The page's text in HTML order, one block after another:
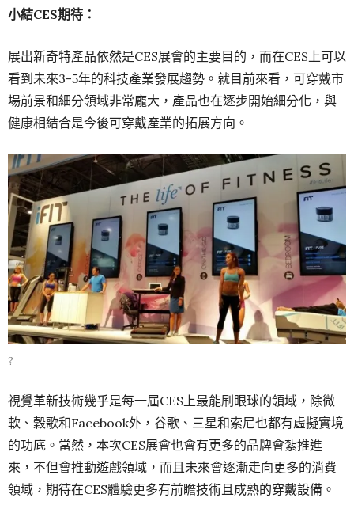
小結CES期待：
展出新奇特產品依然是CES展會的主要目的，而在CES上可以
看到未來3-5年的科技產業發展趨勢。就目前來看，可穿戴市
場前景和細分領域非常龐大，產品也在逐步開始細分化，與
健康相結合是今後可穿戴產業的拓展方向。
?
視覺革新技術幾乎是每一屆CES上最能刷眼球的領域，除微
軟、穀歌和Facebook外，谷歌、三星和索尼也都有虛擬實境
的功底。當然，本次CES展會也會有更多的品牌會紮推進
來，不但會推動遊戲領域，而且未來會逐漸走向更多的消費
領域，期待在CES體驗更多有前瞻技術且成熟的穿戴設備。